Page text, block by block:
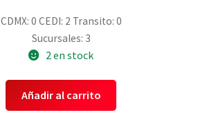
CDMX: 0 CEDI: 2 Transito: 0
Sucursales: 3
2 en stock
Añadir al carrito